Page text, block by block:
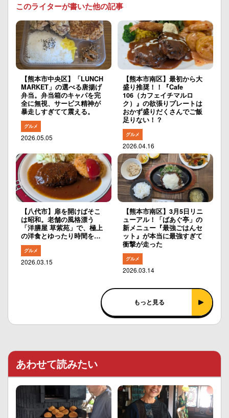
このライターが書いた他の記事
【熊本市中央区】「LUNCH
MARKET」の選べる唐揚げ
弁当。弁当箱のキャパを完
全に無視、サービス精神が
暴走しすぎてて震える。
グルメ
2026.05.05
【熊本市南区】最初から大
盛り推奨！！『Cafe
106（カフェイチマルロ
ク）』の欲張りプレートは
おかず盛りだくさんでご飯
足りない！？
グルメ
2026.04.16
【八代市】扉を開けばそこ
は昭和。老舗の風格漂う
「洋膳屋 草紫苑」で、極上
の洋食とゆったり時間を…
グルメ
2026.03.15
【熊本市南区】3月5日リニ
ューアル！「ばあぐ亭」の
新メニュー『最強ごはんセ
ット』が本当に最強すぎて
衝撃が走った
グルメ
2026.03.14
もっと見る
あわせて読みたい